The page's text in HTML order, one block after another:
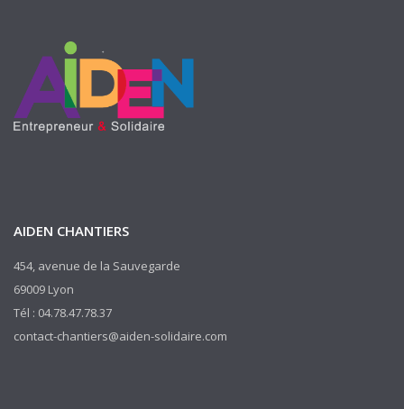
AIDEN CHANTIERS
454, avenue de la Sauvegarde
69009 Lyon
Tél : 04.78.47.78.37
contact-chantiers@aiden-solidaire.com